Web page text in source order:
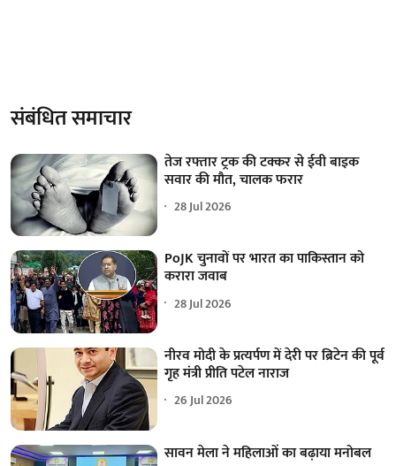
संबंधित समाचार
तेज रफ्तार ट्रक की टक्कर से ईवी बाइक
सवार की मौत, चालक फरार
28 Jul 2026
PoJK चुनावों पर भारत का पाकिस्तान को
करारा जवाब
28 Jul 2026
नीरव मोदी के प्रत्यर्पण में देरी पर ब्रिटेन की पूर्व
गृह मंत्री प्रीति पटेल नाराज
26 Jul 2026
सावन मेला ने महिलाओं का बढ़ाया मनोबल